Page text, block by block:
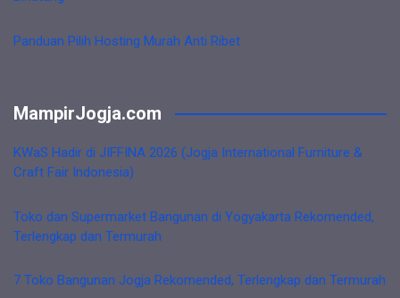
Panduan Pilih Hosting Murah Anti Ribet
MampirJogja.com
KWaS Hadir di JIFFINA 2026 (Jogja International Furniture &
Craft Fair Indonesia)
Toko dan Supermarket Bangunan di Yogyakarta Rekomended,
Terlengkap dan Termurah
7 Toko Bangunan Jogja Rekomended, Terlengkap dan Termurah